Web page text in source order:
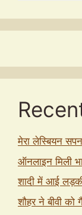
मेरा लेस्बियन
ऑनलाइन मिली
शादी में आई
शौहर ने बीवी को